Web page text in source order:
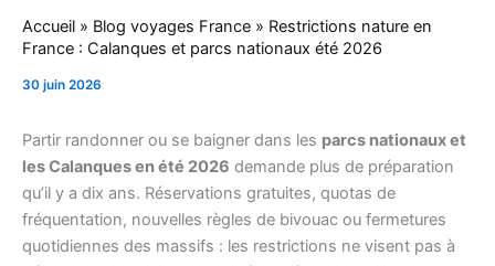
Accueil » Blog voyages France » Restrictions nature en
France : Calanques et parcs nationaux été 2026
30 juin 2026
Partir randonner ou se baigner dans les parcs nationaux et
les Calanques en été 2026 demande plus de préparation
qu’il y a dix ans. Réservations gratuites, quotas de
fréquentation, nouvelles règles de bivouac ou fermetures
quotidiennes des massifs : les restrictions ne visent pas à